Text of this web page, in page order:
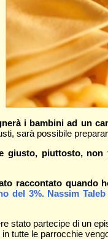
i bambini ad un
sarà possibile
giusto, piuttosto,
raccontato
del 3%. Nassim
stato partecipe di un
tutte le parrocchie